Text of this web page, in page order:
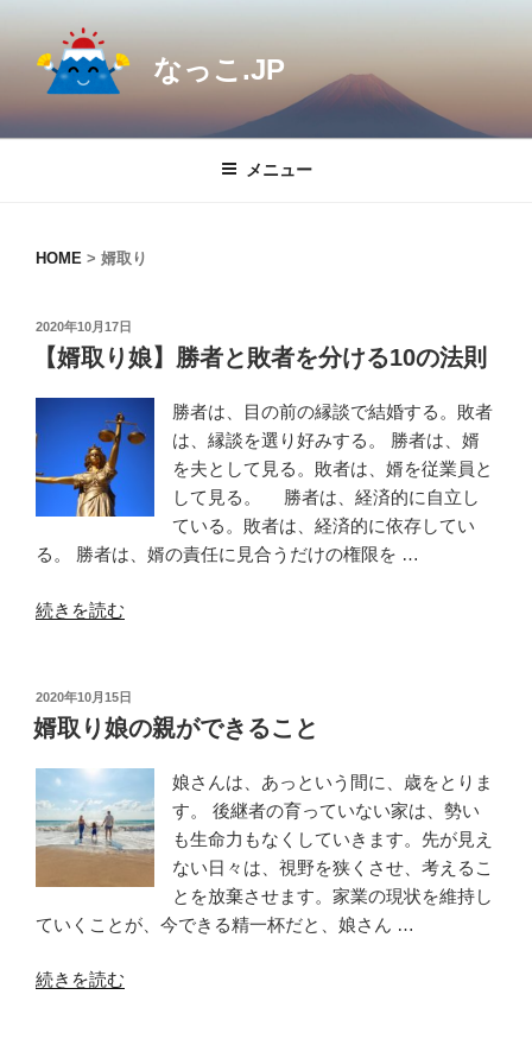
なっこ.JP
メニュー
HOME > 婿取り
投
日:
2020年10月17日
【婿取り娘】勝者と敗者を分ける10の法則
勝者は、目の前の縁談で結婚する。敗者
は、縁談を選り好みする。 勝者は、婿
を夫として見る。敗者は、婿を従業員と
して見る。 勝者は、経済的に自立し
ている。敗者は、経済的に依存してい
る。 勝者は、婿の責任に見合うだけの権限を …
“【婿
娘】
勝
敗
者
分
け
10
続きを読む
投
稿
日:
2020年10月15日
婿取り娘の親ができること
娘さんは、あっという間に、歳をとりま
す。 後継者の育っていない家は、勢い
も生命力もなくしていきます。先が見え
ない日々は、視野を狭くさせ、考えるこ
とを放棄させます。家業の現状を維持し
ていくことが、今できる精一杯だと、娘さん …
“婿
続きを読む